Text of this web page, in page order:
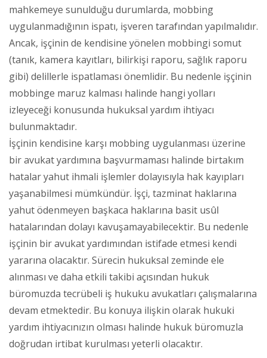
mahkemeye sunulduğu durumlarda, mobbing
uygulanmadığının ispatı, işveren tarafından yapılmalıdır.
Ancak, işçinin de kendisine yönelen mobbingi somut
(tanık, kamera kayıtları, bilirkişi raporu, sağlık raporu
gibi) delillerle ispatlaması önemlidir. Bu nedenle işçinin
mobbinge maruz kalması halinde hangi yolları
izleyeceği konusunda hukuksal yardım ihtiyacı
bulunmaktadır.
İşçinin kendisine karşı mobbing uygulanması üzerine
bir avukat yardımına başvurmaması halinde birtakım
hatalar yahut ihmali işlemler dolayısıyla hak kayıpları
yaşanabilmesi mümkündür. İşçi, tazminat haklarına
yahut ödenmeyen başkaca haklarına basit usûl
hatalarından dolayı kavuşamayabilecektir. Bu nedenle
işçinin bir avukat yardımından istifade etmesi kendi
yararına olacaktır. Sürecin hukuksal zeminde ele
alınması ve daha etkili takibi açısından hukuk
büromuzda tecrübeli iş hukuku avukatları çalışmalarına
devam etmektedir. Bu konuya ilişkin olarak hukuki
yardım ihtiyacınızın olması halinde hukuk büromuzla
doğrudan irtibat kurulması yeterli olacaktır.